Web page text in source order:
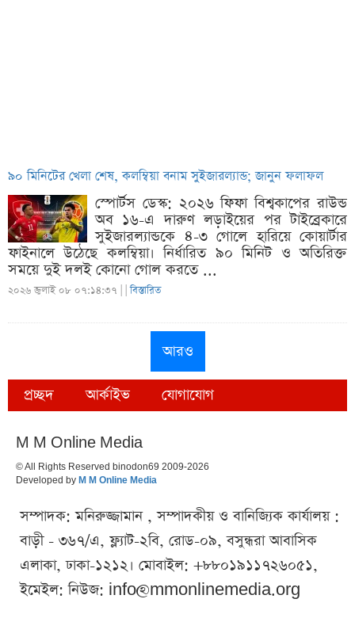
৯০ মিনিটের খেলা শেষ, কলম্বিয়া বনাম সুইজারল্যান্ড; জানুন ফলাফল
স্পোর্টস ডেস্ক: ২০২৬ ফিফা বিশ্বকাপের রাউন্ড
অব ১৬-এ দারুণ লড়াইয়ের পর টাইব্রেকারে
সুইজারল্যান্ডকে ৪-৩ গোলে হারিয়ে কোয়ার্টার
ফাইনালে উঠেছে কলম্বিয়া। নির্ধারিত ৯০ মিনিট ও অতিরিক্ত
সময়ে দুই দলই কোনো গোল করতে ...
২০২৬ জুলাই ০৮ ০৭:১৪:৩৭ | |বিস্তারিত
আরও
প্রচ্ছদ আর্কাইভ যোগাযোগ
M M Online Media
© All Rights Reserved binodon69 2009-2026
Developed by M M Online Media
সম্পাদক: মনিরুজ্জামান , সম্পাদকীয় ও বানিজ্যিক কার্যালয় :
বাড়ী - ৩৬৭/এ, ফ্ল্যাট-২বি, রোড-০৯, বসুন্ধরা আবাসিক
এলাকা, ঢাকা-১২১২। মোবাইল: +৮৮০১৯১১৭২৬০৫১,
ইমেইল: নিউজ: info@mmonlinemedia.org